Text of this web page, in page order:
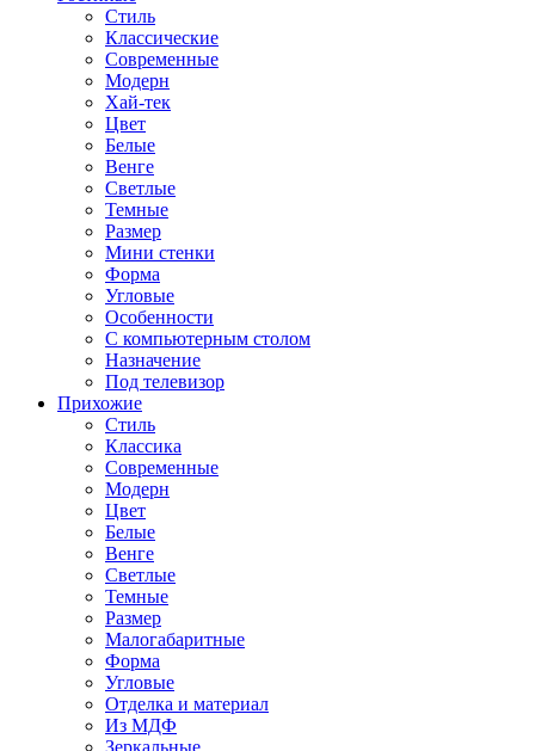
Стиль
Классические
Современные
Модерн
Хай-тек
Цвет
Белые
Венге
Светлые
Темные
Размер
Мини стенки
Форма
Угловые
Особенности
С компьютерным столом
Назначение
Под телевизор
Прихожие
Стиль
Классика
Современные
Модерн
Цвет
Белые
Венге
Светлые
Темные
Размер
Малогабаритные
Форма
Угловые
Отделка и материал
Из МДФ
Зеркальные